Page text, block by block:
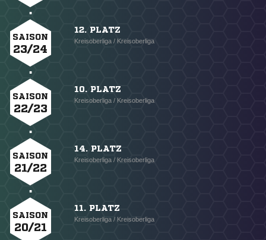
SAISON
23/24
12. PLATZ
Kreisoberliga / Kreisoberliga
SAISON
22/23
10. PLATZ
Kreisoberliga / Kreisoberliga
SAISON
21/22
14. PLATZ
Kreisoberliga / Kreisoberliga
SAISON
20/21
11. PLATZ
Kreisoberliga / Kreisoberliga